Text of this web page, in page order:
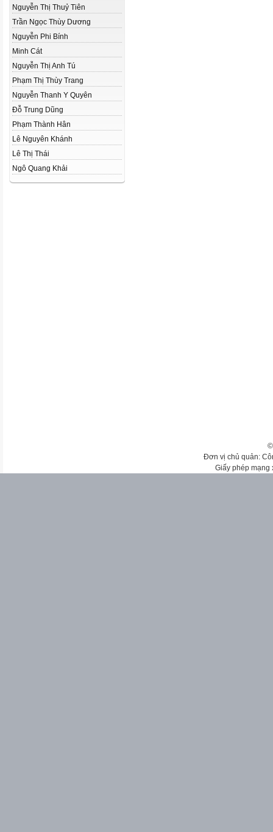
Nguyễn Thị Thuỷ Tiên
Trần Ngọc Thùy Dương
Nguyễn Phi Bính
Minh Cát
Nguyễn Thị Anh Tú
Phạm Thị Thùy Trang
Nguyễn Thanh Y Quyên
Đỗ Trung Dũng
Phạm Thành Hân
Lê Nguyên Khánh
Lê Thị Thái
Ngô Quang Khải
Đơn vị chủ quản:
Giấy phép mạng